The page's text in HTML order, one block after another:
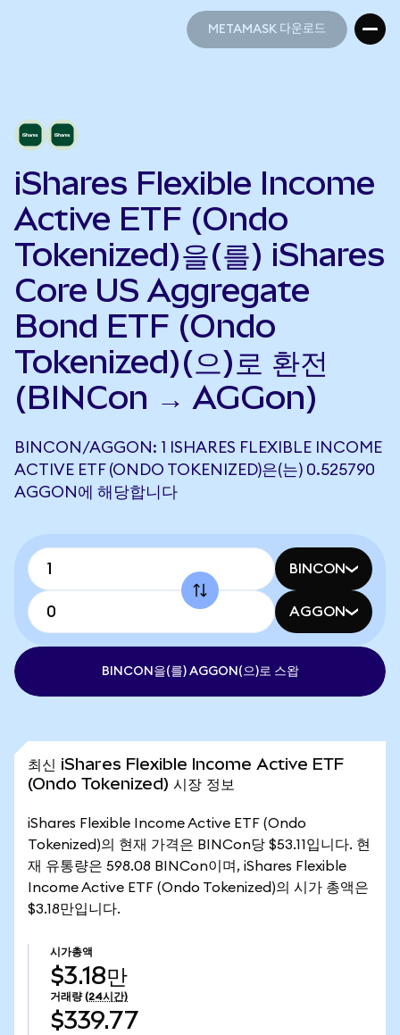
METAMASK 다운로드
iShares Flexible Income
Active ETF (Ondo
Tokenized)을(를) iShares
Core US Aggregate
Bond ETF (Ondo
Tokenized)(으)로 환전
(BINCon → AGGon)
BINCON/AGGON: 1 ISHARES FLEXIBLE INCOME
ACTIVE ETF (ONDO TOKENIZED)은(는) 0.525790
AGGON에 해당합니다
BINCON
AGGON
BINCON을(를) AGGON(으)로 스왑
최신 iShares Flexible Income Active ETF
(Ondo Tokenized) 시장 정보
iShares Flexible Income Active ETF (Ondo
Tokenized)의 현재 가격은 BINCon당 $53.11입니다. 현
재 유통량은 598.08 BINCon이며, iShares Flexible
Income Active ETF (Ondo Tokenized)의 시가 총액은
$3.18만입니다.
시가총액
$3.18만
거래량 (24시간)
$339.77